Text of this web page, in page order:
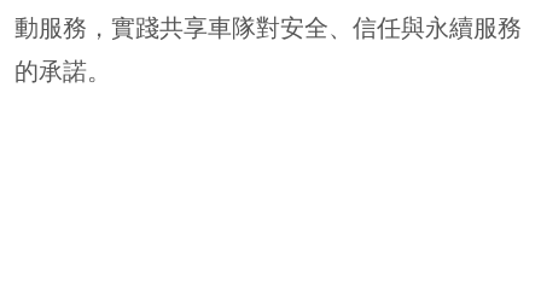
動服務，實踐共享車隊對安全、信任與永續服務
的承諾。